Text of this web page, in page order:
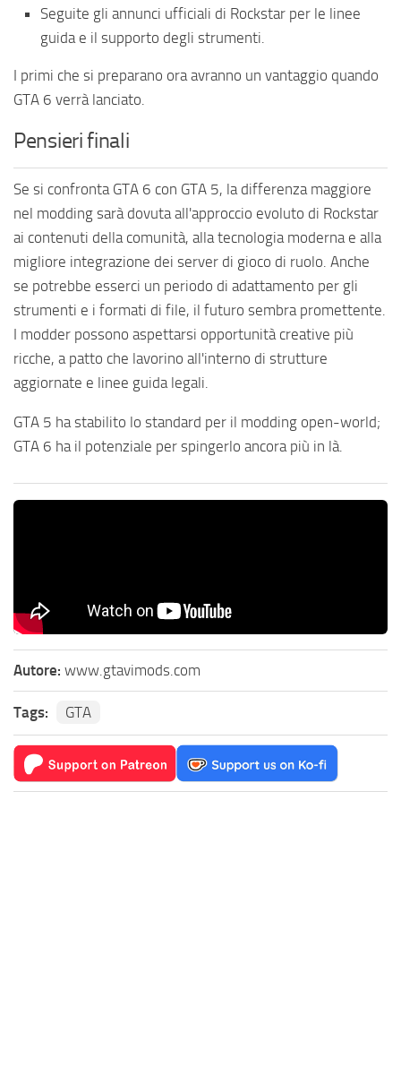
Seguite gli annunci ufficiali di Rockstar per le linee
guida e il supporto degli strumenti.
I primi che si preparano ora avranno un vantaggio quando
GTA 6 verrà lanciato.
Pensieri finali
Se si confronta GTA 6 con GTA 5, la differenza maggiore
nel modding sarà dovuta all'approccio evoluto di Rockstar
ai contenuti della comunità, alla tecnologia moderna e alla
migliore integrazione dei server di gioco di ruolo. Anche
se potrebbe esserci un periodo di adattamento per gli
strumenti e i formati di file, il futuro sembra promettente.
I modder possono aspettarsi opportunità creative più
ricche, a patto che lavorino all'interno di strutture
aggiornate e linee guida legali.
GTA 5 ha stabilito lo standard per il modding open-world;
GTA 6 ha il potenziale per spingerlo ancora più in là.
Autore: www.gtavimods.com
Tags: GTA